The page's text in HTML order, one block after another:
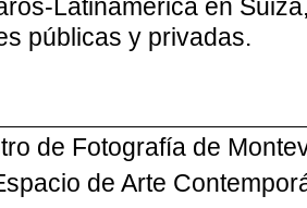
Latinamérica en
públicas y privadas.
de Fotografía de
de Arte